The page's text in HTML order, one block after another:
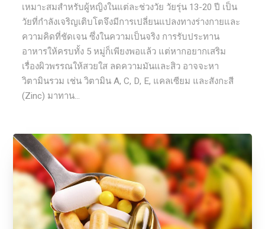
เหมาะสมสำหรับผู้หญิงในแต่ละช่วงวัย วัยรุ่น 13-20 ปี เป็น
วัยที่กำลังเจริญเติบโตจึงมีการเปลี่ยนแปลงทางร่างกายและ
ความคิดที่ชัดเจน ซึ่งในความเป็นจริง การรับประทาน
อาหารให้ครบทั้ง 5 หมู่ก็เพียงพอแล้ว แต่หากอยากเสริม
เรื่องผิวพรรณให้สวยใส ลดความมันและสิว อาจจะหา
วิตามินรวม เช่น วิตามิน A, C, D, E, แคลเซียม และสังกะสี
(Zinc) มาทาน...